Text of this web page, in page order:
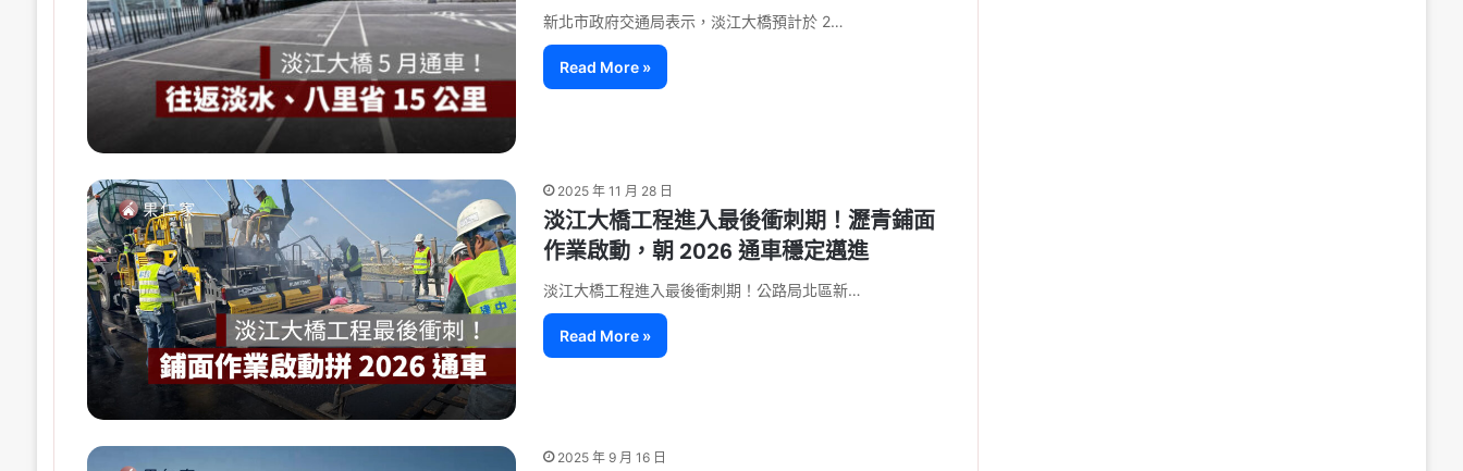
新北市政府交通局表示，淡江大橋預計於 2…
Read More »
2025 年 11 月 28 日
淡江大橋工程進入最後衝刺期！瀝青鋪面
作業啟動，朝 2026 通車穩定邁進
淡江大橋工程進入最後衝刺期！公路局北區新…
Read More »
2025 年 9 月 16 日